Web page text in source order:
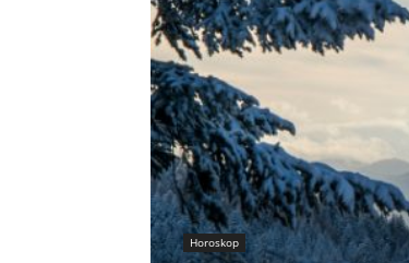
Horoskop